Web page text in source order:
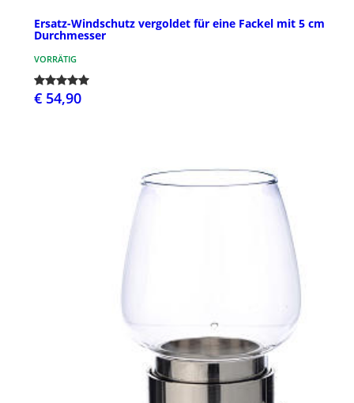
Ersatz-Windschutz vergoldet für eine Fackel mit 5 cm
Durchmesser
VORRÄTIG
€ 54,90